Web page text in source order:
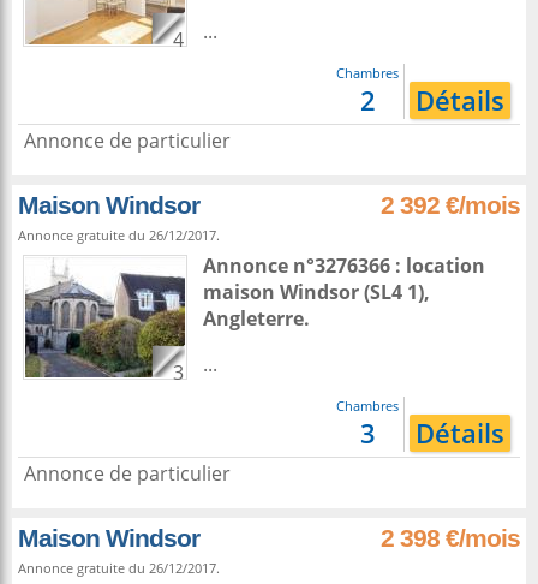
4
...
Chambres
2 Détails
Annonce de particulier
Maison Windsor 2 392 €/mois
Annonce gratuite du 26/12/2017.
3
Annonce n°3276366 : location
maison Windsor(SL4 1),
Angleterre.
...
Chambres
3 Détails
Annonce de particulier
Maison Windsor 2 398 €/mois
Annonce gratuite du 26/12/2017.